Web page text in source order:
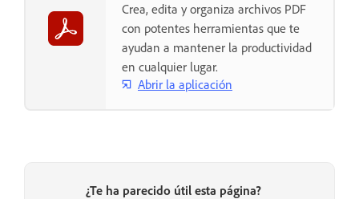
Crea, edita y organiza archivos PDF
con potentes herramientas que te
ayudan a mantener la productividad
en cualquier lugar.
Abrir la aplicación
¿Te ha parecido útil esta página?